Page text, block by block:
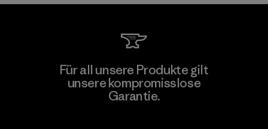
Mitsui Bussan Techno Products
CO., LTD/"Pertex"
Für all unsere Produkte gilt
unsere kompromisslose
Garantie.